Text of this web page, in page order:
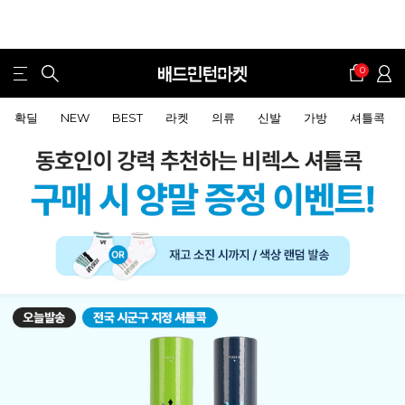
0
확딜 NEW BEST 라켓 의류 신발 가방 셔틀콕